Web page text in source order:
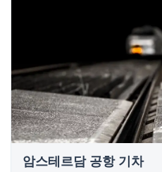
암스테르담 공항 기차